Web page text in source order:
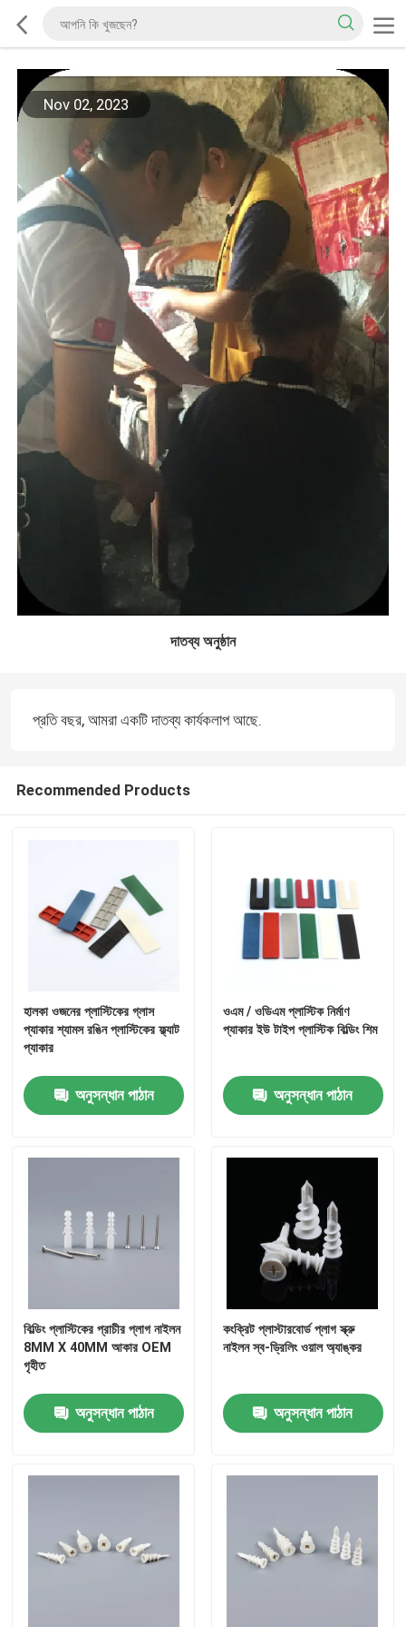
Nov 02, 2023
দাতব্য অনুষ্ঠান
প্রতি বছর, আমরা একটি দাতব্য কার্যকলাপ আছে.
Recommended Products
হালকা ওজনের প্লাস্টিকের গ্লাস
প্যাকার শ্যামস রঙিন প্লাস্টিকের ফ্ল্যাট
প্যাকার
অনুসন্ধান পাঠান
ওএম / ওডিএম প্লাস্টিক নির্মাণ
প্যাকার ইউ টাইপ প্লাস্টিক বিল্ডিং শিম
অনুসন্ধান পাঠান
বিল্ডিং প্লাস্টিকের প্রাচীর প্লাগ নাইলন
8MM X 40MM আকার OEM
গৃহীত
অনুসন্ধান পাঠান
কংক্রিট প্লাস্টারবোর্ড প্লাগ স্ক্রু
নাইলন স্ব-ড্রিলিং ওয়াল অ্যাঙ্কর
অনুসন্ধান পাঠান